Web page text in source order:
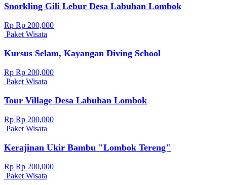
Snorkling Gili Lebur Desa Labuhan Lombok
Rp Rp 200,000
Paket Wisata
Kursus Selam, Kayangan Diving School
Rp Rp 200,000
Paket Wisata
Tour Village Desa Labuhan Lombok
Rp Rp 200,000
Paket Wisata
Kerajinan Ukir Bambu "Lombok Tereng"
Rp Rp 200,000
Paket Wisata